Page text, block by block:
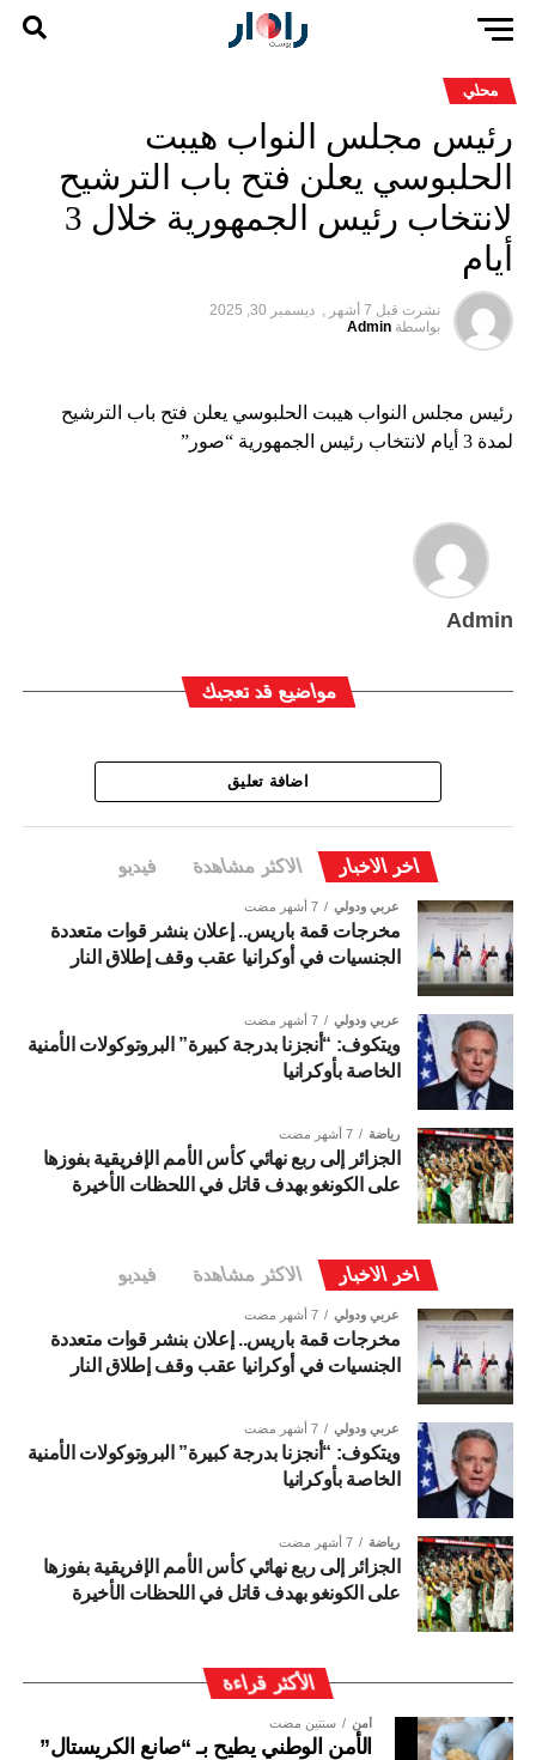
محلي
رئيس مجلس النواب هيبت
الحلبوسي يعلن فتح باب الترشيح
لانتخاب رئيس الجمهورية خلال 3
أيام
نشرت قبل 7 أشهر ,
ديسمبر 30, 2025
بواسطة Admin
رئيس مجلس النواب هيبت الحلبوسي يعلن فتح باب الترشيح
لمدة 3 أيام لانتخاب رئيس الجمهورية “صور”
Admin
مواضيع قد تعجبك
اضافة تعليق
اخر الاخبار الاكثر مشاهدة فيديو
عربي ودولي 7 أشهر مضت
مخرجات قمة باريس.. إعلان بنشر قوات متعددة
الجنسيات في أوكرانيا عقب وقف إطلاق النار
عربي ودولي 7 أشهر مضت
ويتكوف: “أنجزنا بدرجة كبيرة” البروتوكولات الأمنية
الخاصة بأوكرانيا
رياضة 7 أشهر مضت
الجزائر إلى ربع نهائي كأس الأمم الإفريقية بفوزها
على الكونغو بهدف قاتل في اللحظات الأخيرة
اخر الاخبار الاكثر مشاهدة فيديو
عربي ودولي 7 أشهر مضت
مخرجات قمة باريس.. إعلان بنشر قوات متعددة
الجنسيات في أوكرانيا عقب وقف إطلاق النار
عربي ودولي 7 أشهر مضت
ويتكوف: “أنجزنا بدرجة كبيرة” البروتوكولات الأمنية
الخاصة بأوكرانيا
رياضة 7 أشهر مضت
الجزائر إلى ربع نهائي كأس الأمم الإفريقية بفوزها
على الكونغو بهدف قاتل في اللحظات الأخيرة
الأكثر قراءة
أمن سنتين مضت
الأمن الوطني يطيح بـ “صانع الكريستال”